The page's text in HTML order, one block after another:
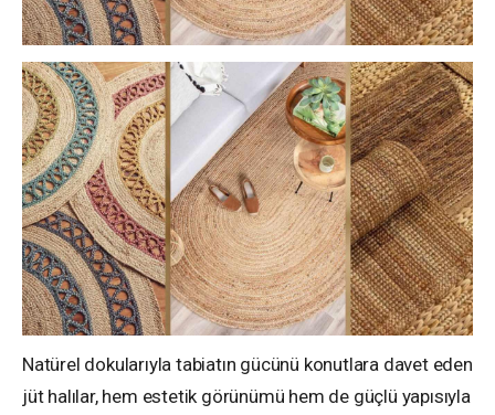
Natürel dokularıyla tabiatın gücünü konutlara davet eden
jüt halılar, hem estetik görünümü hem de güçlü yapısıyla